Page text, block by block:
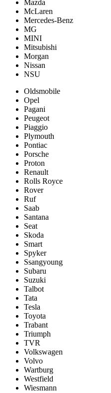
Mazda
McLaren
Mercedes-Benz
MG
MINI
Mitsubishi
Morgan
Nissan
NSU
Oldsmobile
Opel
Pagani
Peugeot
Piaggio
Plymouth
Pontiac
Porsche
Proton
Renault
Rolls Royce
Rover
Ruf
Saab
Santana
Seat
Skoda
Smart
Spyker
Ssangyoung
Subaru
Suzuki
Talbot
Tata
Tesla
Toyota
Trabant
Triumph
TVR
Volkswagen
Volvo
Wartburg
Westfield
Wiesmann